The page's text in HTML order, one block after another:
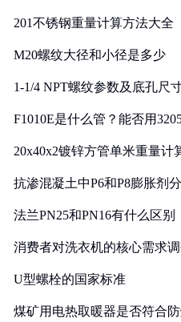
201不锈钢重量计算方法大全
M20螺纹大径和小径是多少
1-1/4 NPT螺纹参数及底孔尺
F1010E是什么管？能否用
20x40x2镀锌方管单米重量计
抗渗混凝土中P6和P8膨胀剂
法兰PN25和PN16有什么区别
消费者对洗衣机的核心需求
U型螺栓的国家标准
煤矿用电热取暖器是否符合